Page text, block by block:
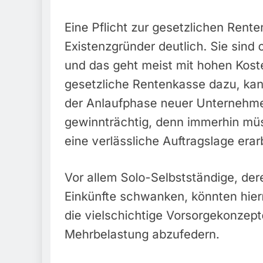
Eine Pflicht zur gesetzlichen
Existenzgründer deutlich. Sie sind
und das geht meist mit hohen
gesetzliche Rentenkasse dazu,
der Anlaufphase neuer
gewinnträchtig, denn immerhin
eine verlässliche Auftragslage
Vor allem Solo-Selbstständige,
Einkünfte schwanken, könnten
die vielschichtige
Mehrbelastung abzufedern.